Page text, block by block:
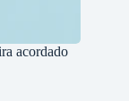
acordado